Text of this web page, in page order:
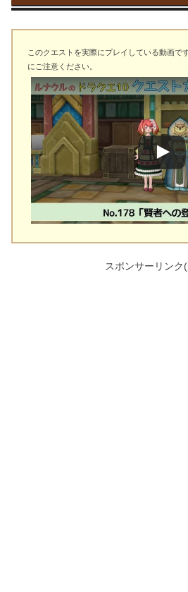
このクエストを実際にプレイしている動画で
にご注意ください。
スポンサーリンク